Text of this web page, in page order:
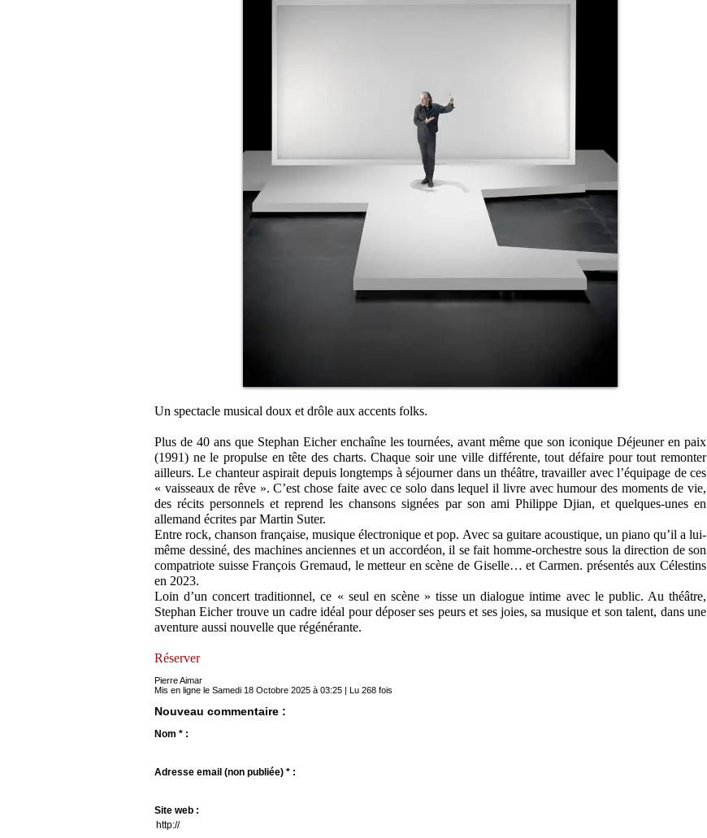
Un spectacle musical doux et drôle aux accents folks.
Plus de 40 ans que Stephan Eicher enchaîne les tournées, avant même que son iconique Déjeuner en paix
(1991) ne le propulse en tête des charts. Chaque soir une ville différente, tout défaire pour tout remonter
ailleurs. Le chanteur aspirait depuis longtemps à séjourner dans un théâtre, travailler avec l’équipage de ces
« vaisseaux de rêve ». C’est chose faite avec ce solo dans lequel il livre avec humour des moments de vie,
des récits personnels et reprend les chansons signées par son ami Philippe Djian, et quelques-unes en
allemand écrites par Martin Suter.
Entre rock, chanson française, musique électronique et pop. Avec sa guitare acoustique, un piano qu’il a lui-
même dessiné, des machines anciennes et un accordéon, il se fait homme‑orchestre sous la direction de son
compatriote suisse François Gremaud, le metteur en scène de Giselle… et Carmen. présentés aux Célestins
en 2023.
Loin d’un concert traditionnel, ce « seul en scène » tisse un dialogue intime avec le public. Au théâtre,
Stephan Eicher trouve un cadre idéal pour déposer ses peurs et ses joies, sa musique et son talent, dans une
aventure aussi nouvelle que régénérante.
Réserver
Pierre Aimar
Mis en ligne le Samedi 18 Octobre 2025 à 03:25 | Lu 268 fois
Nouveau commentaire :
Nom * :
Adresse email (non publiée) * :
Site web :